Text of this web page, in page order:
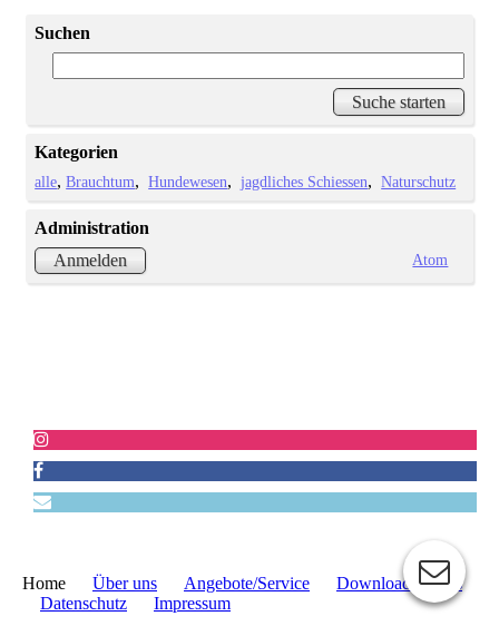
Suchen
Kategorien
alle Brauchtum Hundewesen jagdliches Schiessen Naturschutz
Administration
Anmelden
Atom
Home Über uns Angebote/Service
Downloads/Links
Datenschutz
Impressum